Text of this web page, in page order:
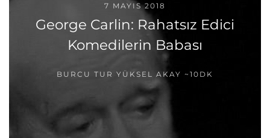
7 MAYIS 2018
George Carlin: Rahatsız Edici
Komedilerin Babası
BURCU TUR YÜKSEL AKAY ~10DK